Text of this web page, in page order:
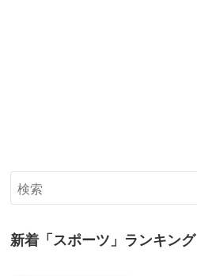
新着「スポーツ」ランキング